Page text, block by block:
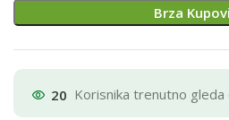
Brza
20 Korisnika trenutno